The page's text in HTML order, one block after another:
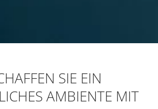
SIE EIN
AMBIENTE MIT